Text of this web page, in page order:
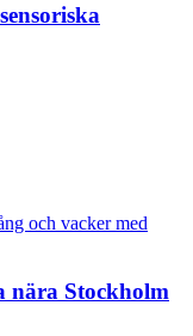
nära Stockholm